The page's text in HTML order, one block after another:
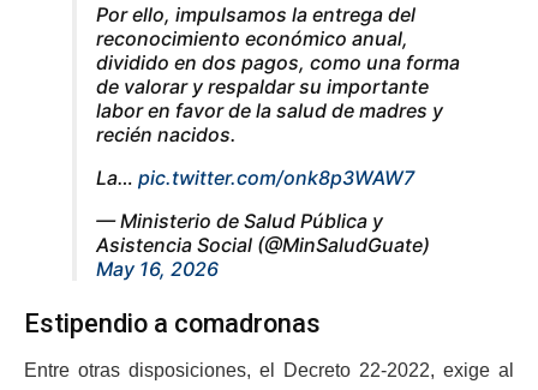
Por ello, impulsamos la entrega del
reconocimiento económico anual,
dividido en dos pagos, como una forma
de valorar y respaldar su importante
labor en favor de la salud de madres y
recién nacidos.
La… pic.twitter.com/onk8p3WAW7
— Ministerio de Salud Pública y
Asistencia Social (@MinSaludGuate)
May 16, 2026
Estipendio a comadronas
Entre otras disposiciones, el Decreto 22-2022, exige al